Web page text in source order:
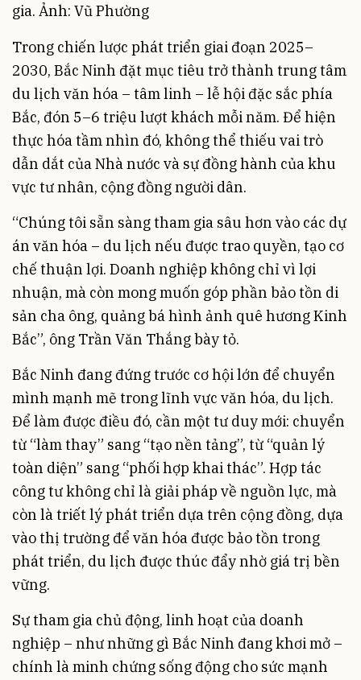
gia. Ảnh: Vũ Phường
Trong chiến lược phát triển giai đoạn 2025–
2030, Bắc Ninh đặt mục tiêu trở thành trung tâm
du lịch văn hóa – tâm linh – lễ hội đặc sắc phía
Bắc, đón 5–6 triệu lượt khách mỗi năm. Để hiện
thực hóa tầm nhìn đó, không thể thiếu vai trò
dẫn dắt của Nhà nước và sự đồng hành của khu
vực tư nhân, cộng đồng người dân.
“Chúng tôi sẵn sàng tham gia sâu hơn vào các dự
án văn hóa – du lịch nếu được trao quyền, tạo cơ
chế thuận lợi. Doanh nghiệp không chỉ vì lợi
nhuận, mà còn mong muốn góp phần bảo tồn di
sản cha ông, quảng bá hình ảnh quê hương Kinh
Bắc”, ông Trần Văn Thắng bày tỏ.
Bắc Ninh đang đứng trước cơ hội lớn để chuyển
mình mạnh mẽ trong lĩnh vực văn hóa, du lịch.
Để làm được điều đó, cần một tư duy mới: chuyển
từ “làm thay” sang “tạo nền tảng”, từ “quản lý
toàn diện” sang “phối hợp khai thác”. Hợp tác
công tư không chỉ là giải pháp về nguồn lực, mà
còn là triết lý phát triển dựa trên cộng đồng, dựa
vào thị trường để văn hóa được bảo tồn trong
phát triển, du lịch được thúc đẩy nhờ giá trị bền
vững.
Sự tham gia chủ động, linh hoạt của doanh
nghiệp – như những gì Bắc Ninh đang khơi mở –
chính là minh chứng sống động cho sức mạnh